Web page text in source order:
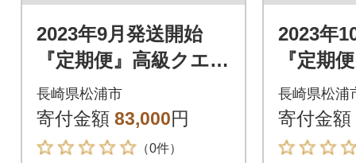
2023年9月発送開始
『定期便』高級クエと
高級とらふぐ「毎月
お届け」Aコース全3
回
長崎県松浦市
寄付金額 83,000円
（0件）
2023年
『定期
高級と
お届け
回
長崎県松浦
寄付金額